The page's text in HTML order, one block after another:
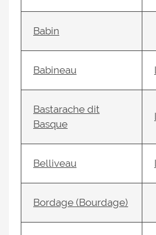
Babin
Babineau
Bastarache dit
Basque
Belliveau
Bordage (Bourdage)